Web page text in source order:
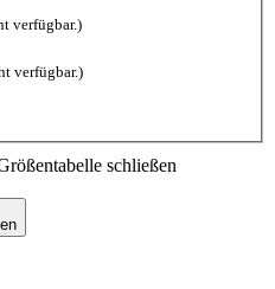
verfügbar.)
verfügbar.)
schließen